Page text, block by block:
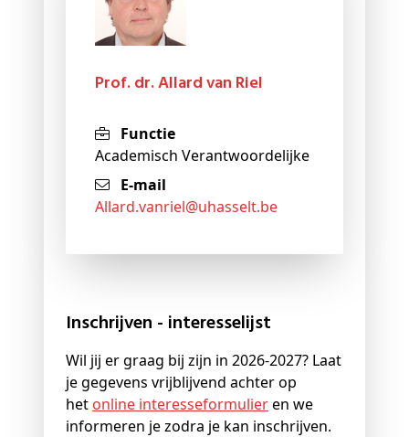
Prof. dr. Allard van Riel
Functie
Academisch Verantwoordelijke
E-mail
allard.vanriel@uhasselt.be
Inschrijven - interesselijst
Wil jij er graag bij zijn in 2026-2027? Laat
je gegevens vrijblijvend achter op
het online interesseformulieren we
informeren je zodra je kan inschrijven.